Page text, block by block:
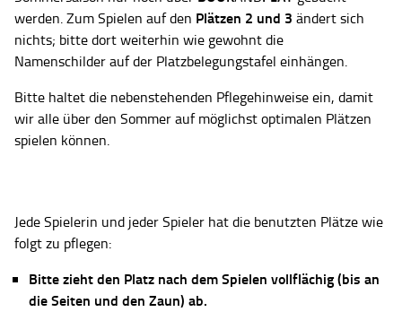
werden. Zum Spielen auf den Plätzen 2 und 3 ändert sich
nichts; bitte dort weiterhin wie gewohnt die
Namenschilder auf der Platzbelegungstafel einhängen.
Bitte haltet die nebenstehenden Pflegehinweise ein, damit
wir alle über den Sommer auf möglichst optimalen Plätzen
spielen können.
Jede Spielerin und jeder Spieler hat die benutzten Plätze wie
folgt zu pflegen:
Bitte zieht den Platz nach dem Spielen vollflächig (bis an
die Seiten und den Zaun) ab.